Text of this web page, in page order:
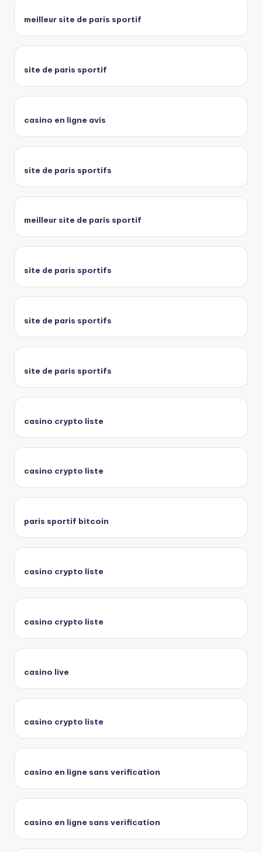
meilleur site de paris sportif
site de paris sportif
casino en ligne avis
site de paris sportifs
meilleur site de paris sportif
site de paris sportifs
site de paris sportifs
site de paris sportifs
casino crypto liste
casino crypto liste
paris sportif bitcoin
casino crypto liste
casino crypto liste
casino live
casino crypto liste
casino en ligne sans verification
casino en ligne sans verification